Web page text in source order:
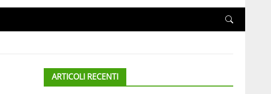
ARTICOLI RECENTI